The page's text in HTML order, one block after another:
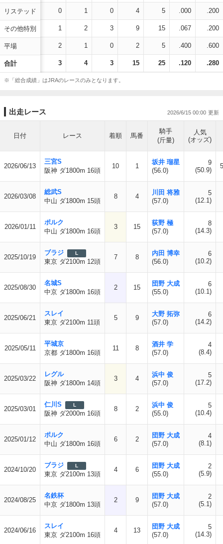
リステッド
その他特別
平場
合計
0 1 0 4 5 .000 .200
1 2 3 9 15 .067 .200
2 1 0 2 5 .400 .600
3 4 3 15 25 .120 .280
※「総合成績」はJRAのレースのみとなります。
出走レース 2026/6/15 00:00
日付 レース 着順 馬番
騎手
(斤量)
人気
(オッズ)
2026/06/13
三宮S
阪神 ダ1800m 16頭
10 1
坂井 瑠星
(56.0)
9
(50.9)
2026/03/08
総武S
中山 ダ1800m 15頭
8 4
川田 将雅
(57.0)
5
(12.1)
2026/01/11
ポルク
中山 ダ1800m 16頭
3 15
荻野 極
(57.0)
8
(14.3)
2025/10/19
ブラジ L
東京 ダ2100m 12頭
7 8
内田 博幸
(56.0)
6
(10.2)
2025/08/30
名城S
中京 ダ1800m 16頭
2 15
団野 大成
(55.0)
6
(10.1)
2025/06/21
スレイ
東京 ダ2100m 11頭
5 9
大野 拓弥
(57.0)
6
(14.2)
2025/05/11
平城京
京都 ダ1800m 16頭
11 8
酒井 学
(57.0)
4
(8.4)
2025/03/22
レグル
阪神 ダ1800m 14頭
3 4
浜中 俊
(57.0)
5
(17.2)
2025/03/01
仁川S L
阪神 ダ2000m 16頭
8 2
浜中 俊
(55.0)
5
(10.4)
2025/01/12
ポルク
中山 ダ1800m 16頭
6 2
団野 大成
(57.0)
4
(8.1)
2024/10/20
ブラジ L
東京 ダ2100m 13頭
4 6
団野 大成
(55.0)
2
(5.9)
2024/08/25
名鉄杯
中京 ダ1800m 13頭
2 9
団野 大成
(57.0)
2
(5.1)
2024/06/16
スレイ
東京 ダ2100m 16頭
4 13
団野 大成
(57.0)
5
(14.3)